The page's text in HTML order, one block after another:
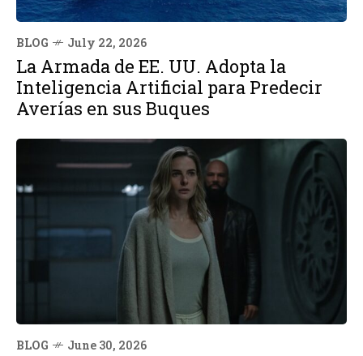
BLOG July 22, 2026
La Armada de EE. UU. Adopta la
Inteligencia Artificial para Predecir
Averías en sus Buques
BLOG June 30, 2026